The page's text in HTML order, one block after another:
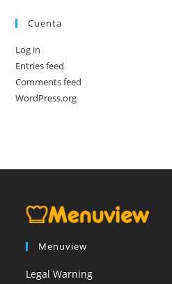
Cuenta
Log in
Entries feed
Comments feed
WordPress.org
Menuview
Legal Warning